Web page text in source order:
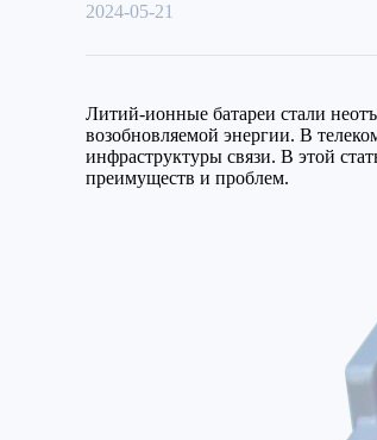
2024-05-21
Литий-ионные батареи стали
возобновляемой энергии. В
инфраструктуры связи. В этой
преимуществ и проблем.